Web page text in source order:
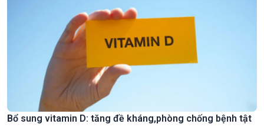
Bổ sung vitamin D: tăng đề kháng,phòng chống bệnh tật